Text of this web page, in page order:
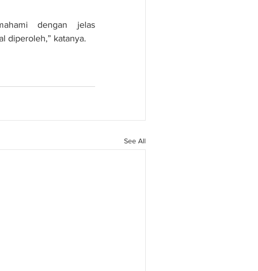
dengan jelas
diperoleh,” katanya.
See All